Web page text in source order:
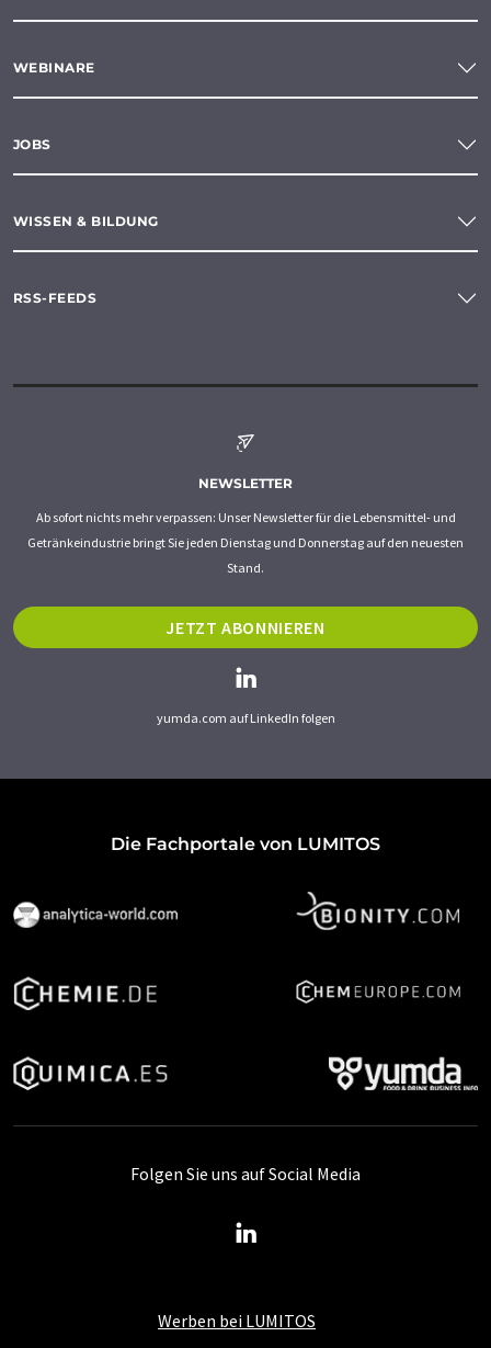
WEBINARE
JOBS
WISSEN & BILDUNG
RSS-FEEDS
NEWSLETTER
Ab sofort nichts mehr verpassen: Unser Newsletter für die Lebensmittel- und
Getränkeindustrie bringt Sie jeden Dienstag und Donnerstag auf den neuesten
Stand.
JETZT ABONNIEREN
yumda.com auf LinkedIn folgen
Die Fachportale von LUMITOS
Werben bei LUMITOS
Folgen Sie uns auf Social Media